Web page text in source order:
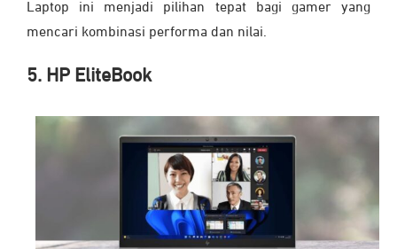
Laptop ini menjadi pilihan tepat bagi gamer yang
mencari kombinasi performa dan nilai.
5. HP EliteBook